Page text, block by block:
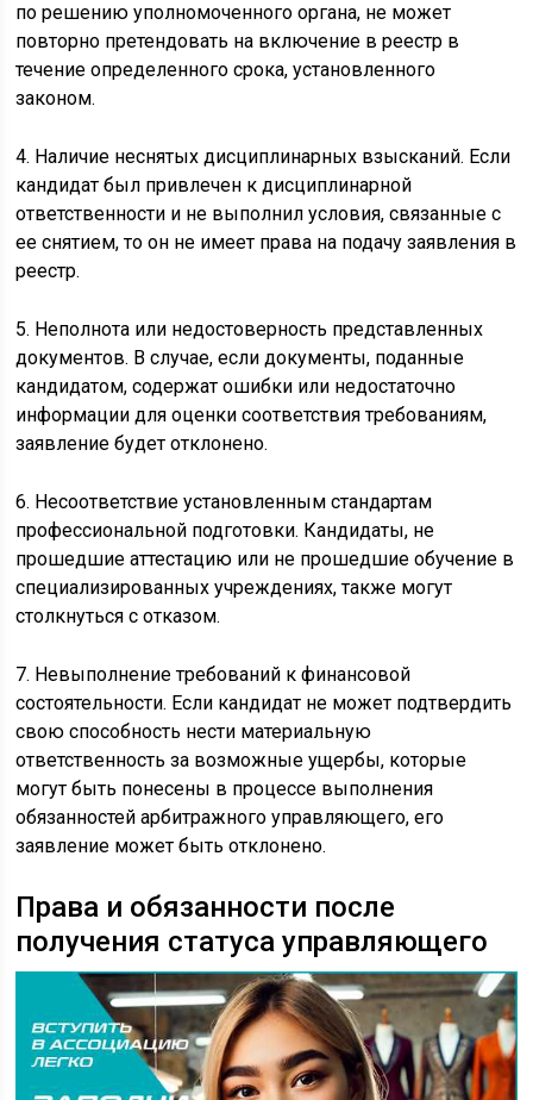
по решению уполномоченного органа, не может
повторно претендовать на включение в реестр в
течение определенного срока, установленного
законом.
4. Наличие неснятых дисциплинарных взысканий. Если
кандидат был привлечен к дисциплинарной
ответственности и не выполнил условия, связанные с
ее снятием, то он не имеет права на подачу заявления в
реестр.
5. Неполнота или недостоверность представленных
документов. В случае, если документы, поданные
кандидатом, содержат ошибки или недостаточно
информации для оценки соответствия требованиям,
заявление будет отклонено.
6. Несоответствие установленным стандартам
профессиональной подготовки. Кандидаты, не
прошедшие аттестацию или не прошедшие обучение в
специализированных учреждениях, также могут
столкнуться с отказом.
7. Невыполнение требований к финансовой
состоятельности. Если кандидат не может подтвердить
свою способность нести материальную
ответственность за возможные ущербы, которые
могут быть понесены в процессе выполнения
обязанностей арбитражного управляющего, его
заявление может быть отклонено.
Права и обязанности после
получения статуса управляющего